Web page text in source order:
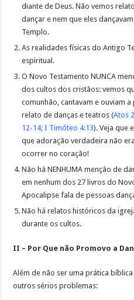
diante de Deus. Não vemos
dançar e nem que eles
Templo.
As realidades físicas do Antigo
espiritual.
O Novo Testamento NUNCA
dos cultos dos cristãos: vemos
comunhão, cantavam e ouviam
relato de danças e teatros (Atos
12-14;I Timóteo 4:13). Veja que
que adoração verdadeira não
ocorrer no coração!
Não há NENHUMA menção de
em nenhum dos 27 livros do
Apocalipse fala de pessoas
Não há relatos históricos da
durante os cultos.
II – Por Que não Promovo a
Além de não ser uma prática
outros sérios problemas: